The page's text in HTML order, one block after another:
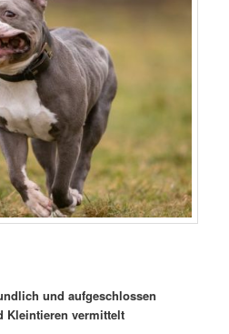
und aufgeschlossen
Kleintieren vermittelt